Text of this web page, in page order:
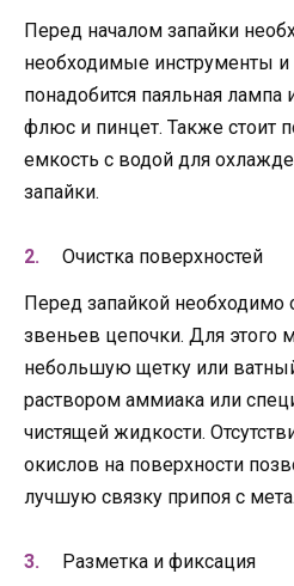
Перед началом запайки
необходимые инструменты
понадобится паяльная лампа
флюс и пинцет. Также стоит
емкость с водой для
запайки.
Очистка поверхностей
Перед запайкой необходимо
звеньев цепочки. Для этого
небольшую щетку или
раствором аммиака или
чистящей жидкости.
окислов на поверхности
лучшую связку припоя с
Разметка и фиксация